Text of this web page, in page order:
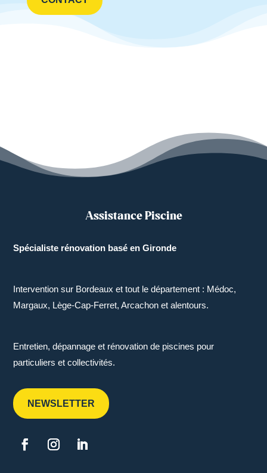
Assistance Piscine
Spécialiste rénovation basé en Gironde
Intervention sur Bordeaux et tout le département : Médoc,
Margaux, Lège-Cap-Ferret, Arcachon et alentours.
Entretien, dépannage et rénovation de piscines pour
particuliers et collectivités.
NEWSLETTER